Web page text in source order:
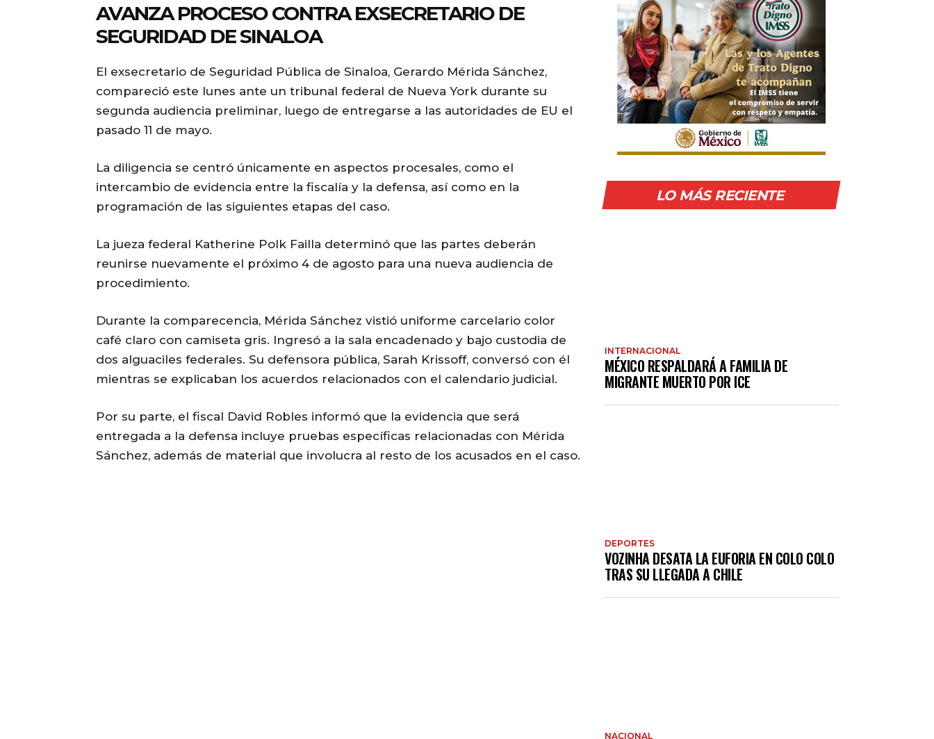
AVANZA PROCESO CONTRA EXSECRETARIO DE
SEGURIDAD DE SINALOA
El exsecretario de Seguridad Pública de Sinaloa, Gerardo Mérida Sánchez,
compareció este lunes ante un tribunal federal de Nueva York durante su
segunda audiencia preliminar, luego de entregarse a las autoridades de EU el
pasado 11 de mayo.
La diligencia se centró únicamente en aspectos procesales, como el
intercambio de evidencia entre la fiscalía y la defensa, así como en la
programación de las siguientes etapas del caso.
La jueza federal Katherine Polk Failla determinó que las partes deberán
reunirse nuevamente el próximo 4 de agosto para una nueva audiencia de
procedimiento.
Durante la comparecencia, Mérida Sánchez vistió uniforme carcelario color
café claro con camiseta gris. Ingresó a la sala encadenado y bajo custodia de
dos alguaciles federales. Su defensora pública, Sarah Krissoff, conversó con él
mientras se explicaban los acuerdos relacionados con el calendario judicial.
Por su parte, el fiscal David Robles informó que la evidencia que será
entregada a la defensa incluye pruebas específicas relacionadas con Mérida
Sánchez, además de material que involucra al resto de los acusados en el caso.
LO MÁS RECIENTE
INTERNACIONAL
MÉXICO RESPALDARÁ A FAMILIA DE
MIGRANTE MUERTO POR ICE
DEPORTES
VOZINHA DESATA LA EUFORIA EN COLO COLO
TRAS SU LLEGADA A CHILE
NACIONAL